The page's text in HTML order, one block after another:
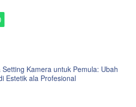
Setting Kamera untuk Pemula: Ubah
Estetik ala Profesional